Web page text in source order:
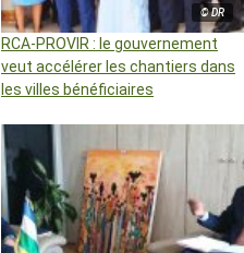
© DR
RCA-PROVIR : le gouvernement
veut accélérer les chantiers dans
les villes bénéficiaires